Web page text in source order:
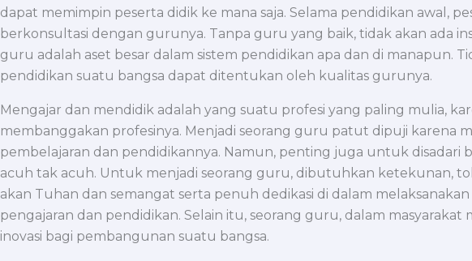
dapat memimpin peserta didik ke mana saja. Selama pendidikan
berkonsultasi dengan gurunya. Tanpa guru yang baik, tidak akan ada
guru adalah aset besar dalam sistem pendidikan apa dan di manapun.
pendidikan suatu bangsa dapat ditentukan oleh kualitas gurunya.
Mengajar dan mendidik adalah yang suatu profesi yang paling mulia,
membanggakan profesinya. Menjadi seorang guru patut dipuji
pembelajaran dan pendidikannya. Namun, penting juga untuk
acuh tak acuh. Untuk menjadi seorang guru, dibutuhkan ketekunan,
akan Tuhan dan semangat serta penuh dedikasi di dalam
pengajaran dan pendidikan. Selain itu, seorang guru, dalam
inovasi bagi pembangunan suatu bangsa.